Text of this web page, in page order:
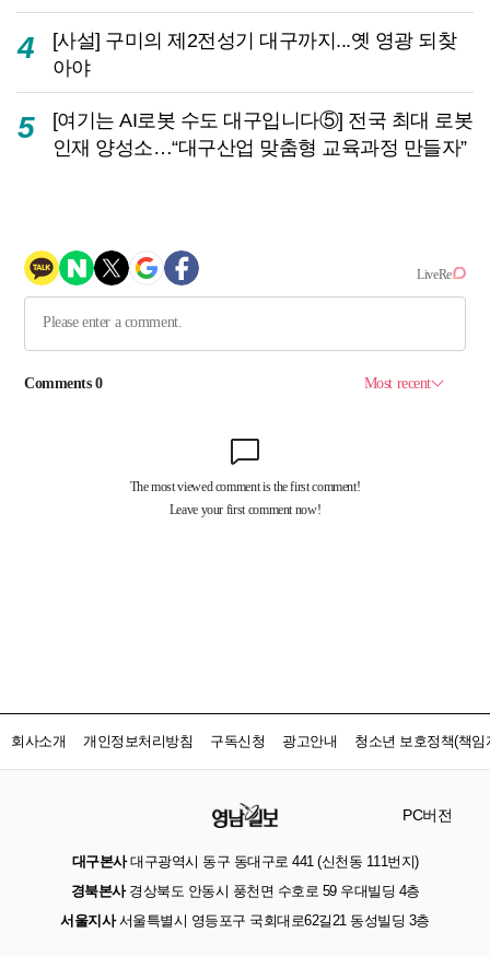
4
[사설] 구미의 제2전성기 대구까지...옛 영광 되찾
아야
5
[여기는 AI로봇 수도 대구입니다⑤] 전국 최대 로봇
인재 양성소…“대구산업 맞춤형 교육과정 만들자”
회사소개 개인정보처리방침 구독신청 광고안내 청소년 보호정책(책임
PC버전
대구본사대구광역시 동구 동대구로 441 (신천동 111번지)
경북본사경상북도 안동시 풍천면 수호로 59 우대빌딩 4층
서울지사서울특별시 영등포구 국회대로62길21 동성빌딩 3층